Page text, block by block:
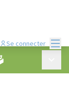
Se connecter